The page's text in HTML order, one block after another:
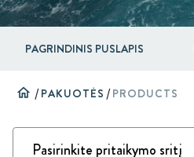
PAGRINDINIS PUSLAPIS
home /PAKUOTĖS /PRODUCTS